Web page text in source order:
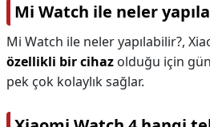
Mi Watch ile neler
Mi Watch ile neler yapılabilir?,
özellikli bir cihaz olduğu için
pek çok kolaylık sağlar.